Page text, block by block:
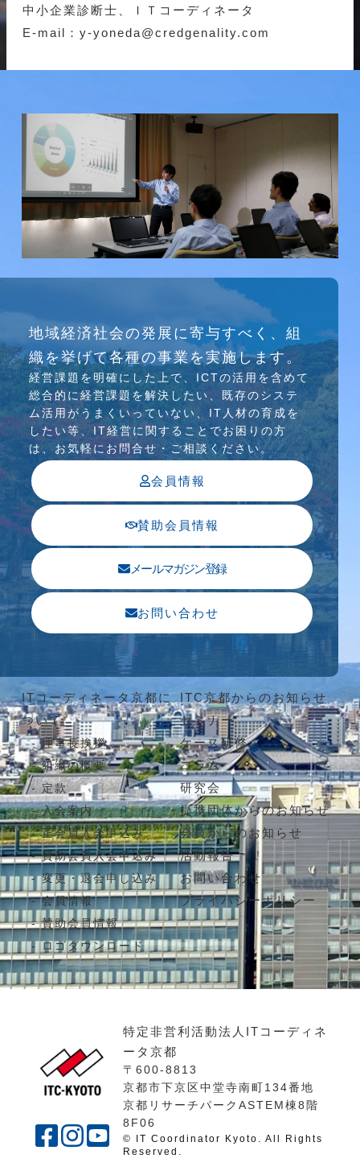
中小企業診断士、ＩＴコーディネータ
E-mail：y-yoneda@credgenality.com
介護ソリューション研究会、WEB/SNS研究会を
行っています
地域経済社会の発展に寄与すべく、組
織を挙げて各種の事業を実施します。
経営課題を明確にした上で、ICTの活⽤を含めて
総合的に経営課題を解決したい、既存のシステ
ム活⽤がうまくいっていない、IT⼈材の育成を
したい等、IT経営に関することでお困りの⽅
は、お気軽にお問合せ・ご相談ください。
会員情報
賛助会員情報
メールマガジン登録
お問い合わせ
ITコーディネータ京都に
ついて
理事長挨拶
組織の概要
定款
入会案内
正会員入会申込み
賛助会員入会申込み
変更・退会申し込み
会員情報
賛助会員情報
ロゴダウンロード
ITC京都からのお知らせ
セミナー
ケース研修
コラム
研究会
提携団体からのお知らせ
会員からのお知らせ
活動報告
お問い合わせ
プライバシーポリシー
特定非営利活動法人ITコーディネ
ータ京都
〒600-8813
京都市下京区中堂寺南町134番地
京都リサーチパークASTEM棟8階
8F06
© IT Coordinator Kyoto. All Rights
Reserved.